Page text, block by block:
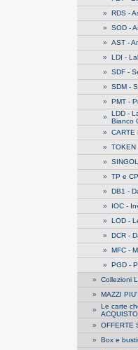
» RDS -
» SOD -
» AST -
» LDI -
» SDF -
» SDM -
» PMT -
» LDD -
Bianco
» CARTE
» TOKEN
»
» TP e CP
» DB1 -
» IOC -
» LOD -
» DCR -
» MFC -
» PGD -
» Collezioni
» MAZZI
» Le carte
ACQUISTO
» OFFERTE
» Box e